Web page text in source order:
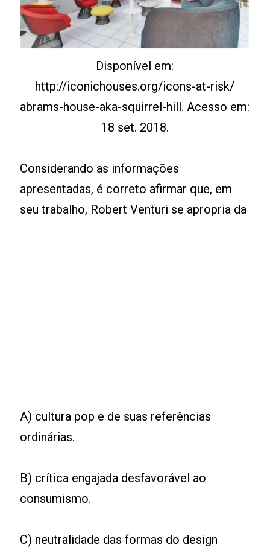
Disponível em:
http://iconichouses.org/icons-at-risk/
abrams-house-aka-squirrel-hill. Acesso em:
18 set. 2018.
Considerando as informações
apresentadas, é correto afirmar que, em
seu trabalho, Robert Venturi se apropria da
A) cultura pop e de suas referências
ordinárias.
B) crítica engajada desfavorável ao
consumismo.
C) neutralidade das formas do design